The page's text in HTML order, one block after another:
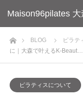
Maison96pilates
ホームBLOG ピラテ
に｜大森で叶えるK-Beaut…
ピラティスについて